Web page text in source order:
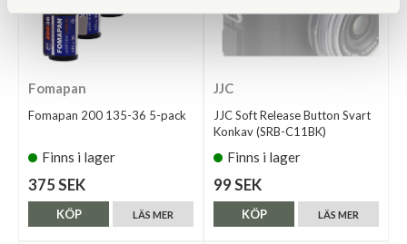
Fomapan
Fomapan 200 135-36 5-pack
Finns i lager
375 SEK
LÄS MER
KÖP
JJC
JJC Soft Release Button Svart
Konkav (SRB-C11BK)
Finns i lager
99 SEK
LÄS MER
KÖP